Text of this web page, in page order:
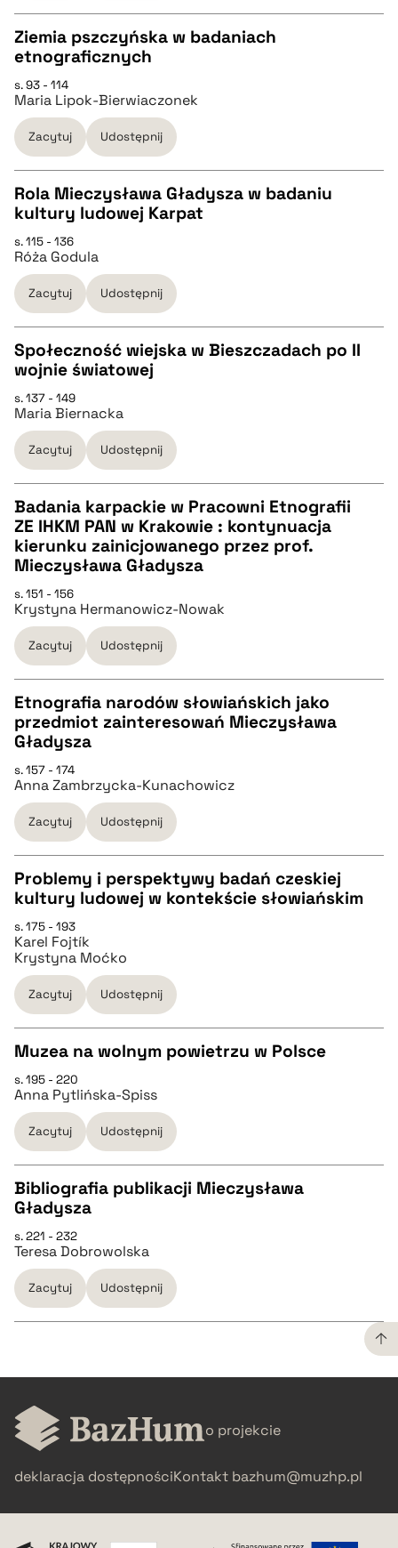
BIBTEX
pobierz cytat
CZYSTY TEKST
pobierz cytat
BIBTEX
pobierz cytat
Ziemia pszczyńska w badaniach
etnograficznych
s. 93 - 114
Maria Lipok-Bierwiaczonek
Zacytuj Udostępnij
CZYSTY TEKST
pobierz cytat
BIBTEX
Rola Mieczysława Gładysza w badaniu
kultury ludowej Karpat
s. 115 - 136
Róża Godula
Zacytuj Udostępnij
CZYSTY TEKST
pobierz cytat
BIBTEX
pobierz cytat
Społeczność wiejska w Bieszczadach po II
wojnie światowej
s. 137 - 149
Maria Biernacka
Zacytuj Udostępnij
CZYSTY TEKST
pobierz cytat
BIBTEX
pobierz cytat
Badania karpackie w Pracowni Etnografii
ZE IHKM PAN w Krakowie : kontynuacja
kierunku zainicjowanego przez prof.
Mieczysława Gładysza
s. 151 - 156
Krystyna Hermanowicz-Nowak
Zacytuj Udostępnij
CZYSTY TEKST
pobierz cytat
BIBTEX
pobierz cytat
Etnografia narodów słowiańskich jako
przedmiot zainteresowań Mieczysława
Gładysza
s. 157 - 174
Anna Zambrzycka-Kunachowicz
Zacytuj Udostępnij
CZYSTY TEKST
pobierz cytat
BIBTEX
Problemy i perspektywy badań czeskiej
kultury ludowej w kontekście słowiańskim
s. 175 - 193
Karel Fojtík
Krystyna Moćko
Zacytuj Udostępnij
CZYSTY TEKST
pobierz cytat
BIBTEX
pobierz cytat
Muzea na wolnym powietrzu w Polsce
s. 195 - 220
Anna Pytlińska-Spiss
Zacytuj Udostępnij
CZYSTY TEKST
pobierz cytat
BIBTEX
pobierz cytat
Bibliografia publikacji Mieczysława
Gładysza
s. 221 - 232
Teresa Dobrowolska
Zacytuj Udostępnij
CZYSTY TEKST
pobierz cytat
BIBTEX
o projekcie
deklaracja dostępnościKontakt bazhum@muzhp.pl